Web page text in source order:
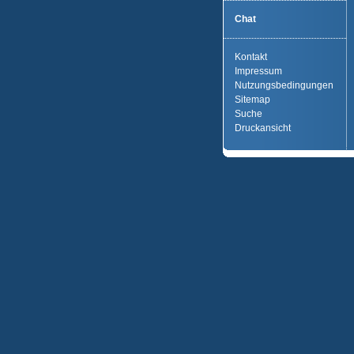
Chat
Kontakt
Impressum
Nutzungsbedingungen
Sitemap
Suche
Druckansicht